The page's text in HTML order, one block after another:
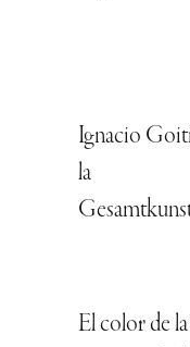
Ignacio
la
El color de la